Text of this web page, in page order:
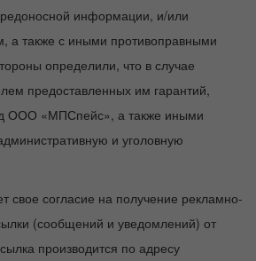
информации, и/или
а также с иными противоправными
определили, что в случае
предоставленных им гарантий,
ООО «МПСпейс», а также иными
и уголовную
свое согласие на получение рекламно-
(сообщений и уведомлений) от
производится по адресу